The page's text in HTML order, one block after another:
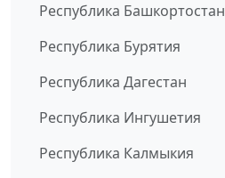
Республика Башкортостан
Республика Бурятия
Республика Дагестан
Республика Ингушетия
Республика Калмыкия